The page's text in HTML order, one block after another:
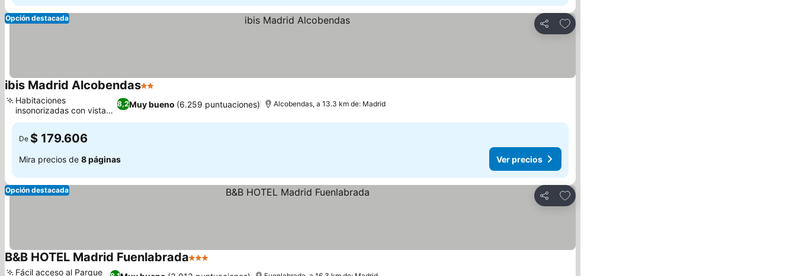
Compartir
Agregar a favoritos
Opción destacada
ibis Madrid Alcobendas2 Estrellas
8,2Muy bueno (6.259 puntuaciones)
Habitaciones
insonorizadas con vistas
a la ciudad
Alcobendas, a 13.3 km de: Madrid
De $ 179.606
Mira precios de 8 páginas Ver precios
Compartir
Agregar a favoritos
Opción destacada
B&B HOTEL Madrid Fuenlabrada3 Estrellas
Fácil acceso al Parque